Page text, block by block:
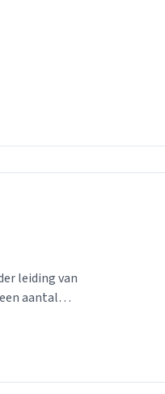
leiding van
aantal